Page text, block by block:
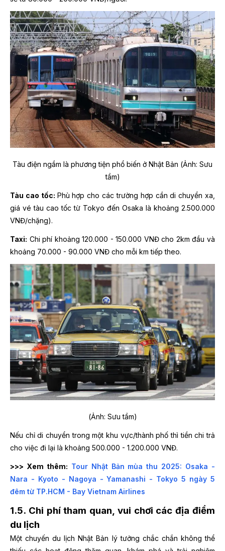
Tàu điện ngầm là phương tiện phổ biến ở Nhật Bản (Ảnh: Sưu
tầm)
Tàu cao tốc: Phù hợp cho các trường hợp cần di chuyển xa,
giá vé tàu cao tốc từ Tokyo đến Osaka là khoảng 2.500.000
VNĐ/chặng).
Taxi: Chi phí khoảng 120.000 - 150.000 VNĐ cho 2km đầu và
khoảng 70.000 - 90.000 VNĐ cho mỗi km tiếp theo.
(Ảnh: Sưu tầm)
Nếu chỉ di chuyển trong một khu vực/thành phố thì tiền chi trả
cho việc đi lại là khoảng 500.000 - 1.200.000 VNĐ.
>>> Xem thêm: Tour Nhật Bản mùa thu 2025: Osaka -
Nara - Kyoto - Nagoya - Yamanashi - Tokyo 5 ngày 5
đêm từ TP.HCM - Bay Vietnam Airlines
1.5. Chi phí tham quan, vui chơi các địa điểm
du lịch
Một chuyến du lịch Nhật Bản lý tưởng chắc chắn không thể